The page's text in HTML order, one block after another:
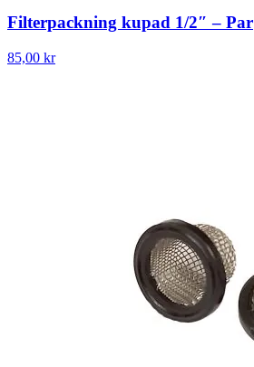
Filterpackning kupad 1/2″ – Par
85,00 kr